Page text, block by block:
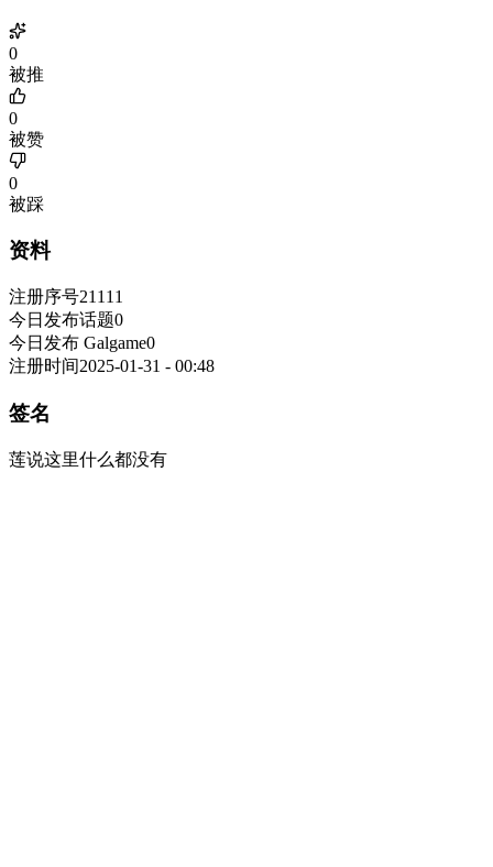
0
被推
0
被赞
0
被踩
资料
注册序号21111
今日发布话题0
今日发布 Galgame0
注册时间2025-01-31 - 00:48
签名
莲说这里什么都没有